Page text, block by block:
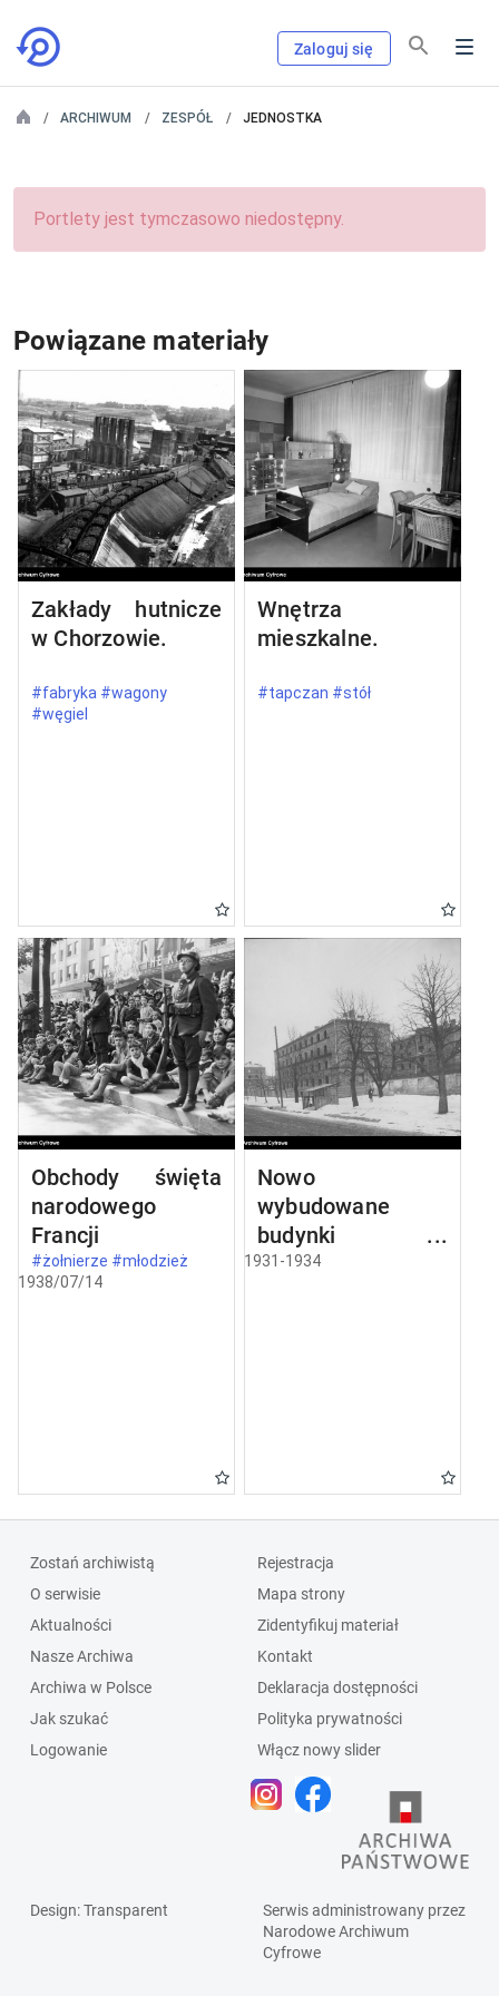
Zaloguj się
ARCHIWUM ZESPÓŁ JEDNOSTKA
Portlety jest tymczasowo niedostępny.
Powiązane materiały
Zakłady hutnicze
w Chorzowie.
#fabryka #wagony
#węgiel
Wnętrza
mieszkalne.
#tapczan #stół
Obchody święta
narodowego
Francji
#żołnierze #młodzież
1938/07/14
Nowo
wybudowane
budynki w
Częstochowie
1931-1934
Zostań archiwistą
O serwisie
Aktualności
Nasze Archiwa
Archiwa w Polsce
Jak szukać
Logowanie
Rejestracja
Mapa strony
Zidentyfikuj materiał
Kontakt
Deklaracja dostępności
Polityka prywatności
Włącz nowy slider
Design: Transparent
Serwis administrowany przez
Narodowe Archiwum
Cyfrowe